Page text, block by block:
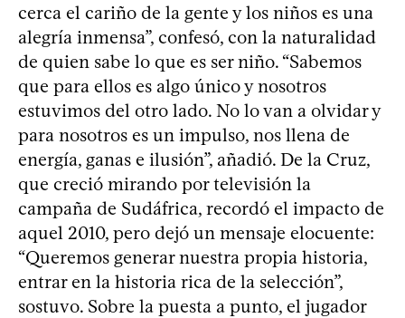
cerca el cariño de la gente y los niños es una
alegría inmensa”, confesó, con la naturalidad
de quien sabe lo que es ser niño. “Sabemos
que para ellos es algo único y nosotros
estuvimos del otro lado. No lo van a olvidar y
para nosotros es un impulso, nos llena de
energía, ganas e ilusión”, añadió. De la Cruz,
que creció mirando por televisión la
campaña de Sudáfrica, recordó el impacto de
aquel 2010, pero dejó un mensaje elocuente:
“Queremos generar nuestra propia historia,
entrar en la historia rica de la selección”,
sostuvo. Sobre la puesta a punto, el jugador